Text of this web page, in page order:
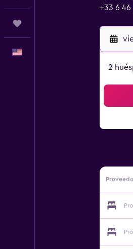
+33 6 46
2